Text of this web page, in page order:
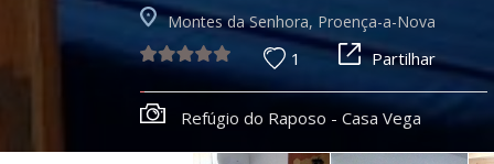
Montes da Senhora, Proença-a-Nova
1 Partilhar
Refúgio do Raposo - Casa Vega